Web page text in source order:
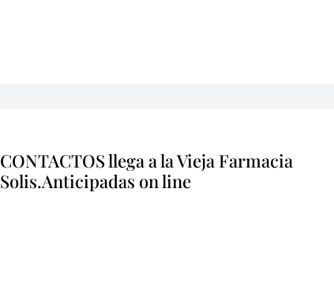
CONTACTOS llega a la Vieja Farmacia
Solis.Anticipadas on line